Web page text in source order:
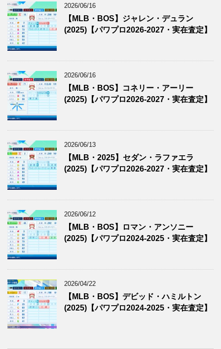
2026/06/16
【MLB・BOS】ジャレン・デュラン
(2025)【パワプロ2026-2027・実在査定】
2026/06/16
【MLB・BOS】コネリー・アーリー
(2025)【パワプロ2026-2027・実在査定】
2026/06/13
【MLB・2025】セダン・ラファエラ
(2025)【パワプロ2026-2027・実在査定】
2026/06/12
【MLB・BOS】ロマン・アンソニー
(2025)【パワプロ2024-2025・実在査定】
2026/04/22
【MLB・BOS】デビッド・ハミルトン
(2025)【パワプロ2024-2025・実在査定】